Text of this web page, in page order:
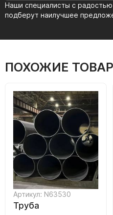
Наши специалисты с
подберут наилучшее
ПОХОЖИЕ
Артикул: N63530
Труба